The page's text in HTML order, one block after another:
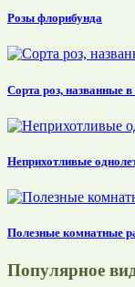
Розы флорибунда
Сорта роз, названные
Неприхотливые
Полезные комнатные
Популярное